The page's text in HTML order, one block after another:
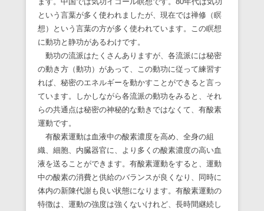
という言葉が多く使われましたが、現在では禅修（瞑
想）という言葉の方が多く使われています。この瞑想
に動功と静功があるわけです。
動功の流派はたくさんありますが、各流派には秘密
の動き方（動功）があって、この動功に従って練習す
れば、秘密のエネルギーを動かすことができると言っ
ています。しかしながら各流派の動功をみると、それ
らの共通点は秘密の神秘的な動きではなくて、有酸素
運動です。
有酸素運動は血液中の酸素濃度を高め、全身の組
織、細胞、内臓器官に、より多くの酸素濃度の高い血
液を送ることができます。有酸素運動をすると、運動
中の酸素の消費と供給のバランスが良くなり、同時に
体内の新陳代謝も良い状態になります。有酸素運動の
特徴は、運動の強度は強くないけれど、長時間継続し